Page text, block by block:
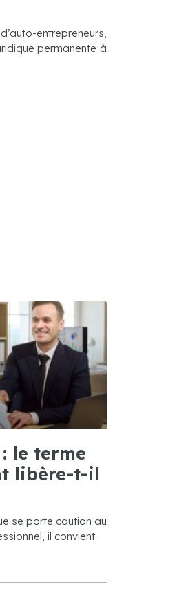
entrepreneurs,
permanente à
le terme
libère-t-il
se porte caution au
il convient